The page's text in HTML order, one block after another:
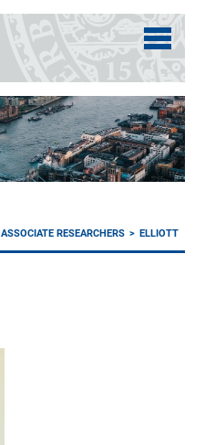
ASSOCIATE RESEARCHERS ELLIOTT